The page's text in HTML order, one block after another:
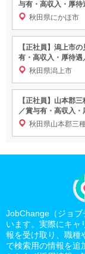
与有・高収入・厚待
秋田県にかほ市
【正社員】潟上市
有・高収入・厚待遇
秋田県潟上市
【正社員】山本郡
／賞与有・高収入
秋田県山本郡三
JobChange（ジョ
います。実際にキャ
報を受け取り、職種
で検索用の情報を追